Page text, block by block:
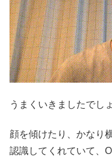
うまくいきましたでし
顔を傾けたり、かなり
認識してくれていて、